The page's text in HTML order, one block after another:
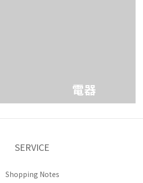
電器
SERVICE
Shopping Notes